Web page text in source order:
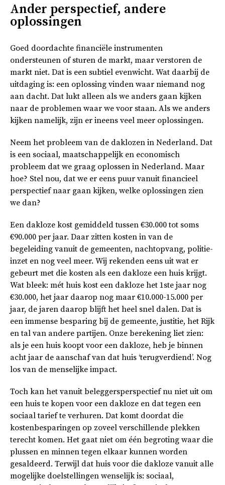
Ander perspectief, andere
oplossingen
Goed doordachte financiële instrumenten
ondersteunen of sturen de markt, maar verstoren de
markt niet. Dat is een subtiel evenwicht. Wat daarbij de
uitdaging is: een oplossing vinden waar niemand nog
aan dacht. Dat lukt alleen als we anders gaan kijken
naar de problemen waar we voor staan. Als we anders
kijken namelijk, zijn er ineens veel meer oplossingen.
Neem het probleem van de daklozen in Nederland. Dat
is een sociaal, maatschappelijk en economisch
probleem dat we graag oplossen in Nederland. Maar
hoe? Stel nou, dat we er eens puur vanuit financieel
perspectief naar gaan kijken, welke oplossingen zien
we dan?
Een dakloze kost gemiddeld tussen €30.000 tot soms
€90.000 per jaar. Daar zitten kosten in van de
begeleiding vanuit de gemeenten, nachtopvang, politie-
inzet en nog veel meer. Wij rekenden eens uit wat er
gebeurt met die kosten als een dakloze een huis krijgt.
Wat bleek: mét huis kost een dakloze het 1ste jaar nog
€30.000, het jaar daarop nog maar €10.000-15.000 per
jaar, de jaren daarop blijft het heel snel dalen. Dat is
een immense besparing bij de gemeente, justitie, het Rijk
en tal van andere partijen. Onze berekening liet zien:
als je een huis koopt voor een dakloze, heb je binnen
acht jaar de aanschaf van dat huis ‘terugverdiend’. Nog
los van de menselijke impact.
Toch kan het vanuit beleggersperspectief nu niet uit om
een huis te kopen voor een dakloze en dat tegen een
sociaal tarief te verhuren. Dat komt doordat die
kostenbesparingen op zoveel verschillende plekken
terecht komen. Het gaat niet om één begroting waar die
plussen en minnen tegen elkaar kunnen worden
gesaldeerd. Terwijl dat huis voor die dakloze vanuit alle
mogelijke doelstellingen wenselijk is: sociaal,